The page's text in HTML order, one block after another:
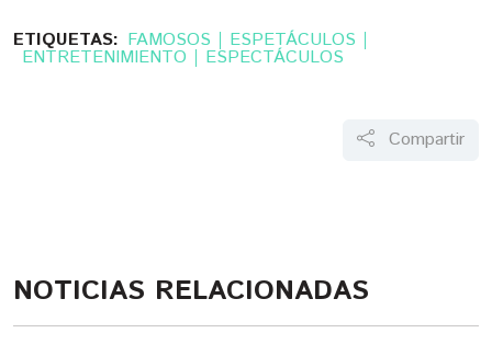
ETIQUETAS: FAMOSOS ESPETÁCULOS
ENTRETENIMIENTO ESPECTÁCULOS
Compartir
NOTICIAS RELACIONADAS